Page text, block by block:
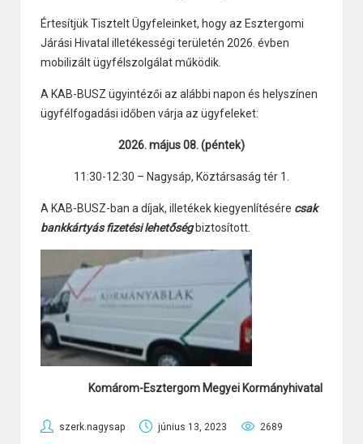
Értesítjük Tisztelt Ügyfeleinket, hogy az Esztergomi
Járási Hivatal illetékességi területén 2026. évben
mobilizált ügyfélszolgálat működik.
A KAB-BUSZ ügyintézői az alábbi napon és helyszínen
ügyfélfogadási időben várja az ügyfeleket:
2026. május 08. (péntek)
11:30-12:30 – Nagysáp, Köztársaság tér 1.
A KAB-BUSZ-ban a díjak, illetékek kiegyenlítésére csak
bankkártyás fizetési lehetőség biztosított.
Komárom-Esztergom Megyei Kormányhivatal
szerk.nagysap június 13, 2023 2689